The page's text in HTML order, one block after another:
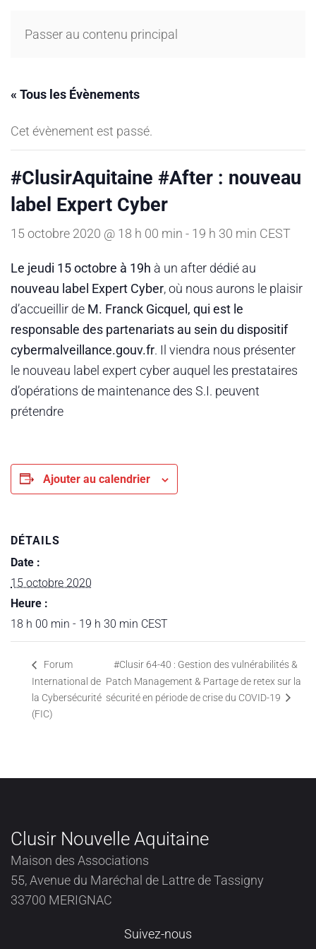
Passer au contenu principal
« Tous les Évènements
Cet évènement est passé.
#ClusirAquitaine #After : nouveau
label Expert Cyber
15 octobre 2020 @ 18 h 00 min - 19 h 30 min CEST
Le jeudi 15 octobre à 19h à un after dédié au
nouveau label Expert Cyber, où nous aurons le plaisir
d’accueillir de M. Franck Gicquel, qui est le
responsable des partenariats au sein du dispositif
cybermalveillance.gouv.fr. Il viendra nous présenter
le nouveau label expert cyber auquel les prestataires
d’opérations de maintenance des S.I. peuvent
prétendre
Ajouter au calendrier
DÉTAILS
Date :
15 octobre 2020
Heure :
18 h 00 min - 19 h 30 min CEST
Forum
International de
la Cybersécurité
(FIC)
#Clusir 64-40 : Gestion des vulnérabilités &
Patch Management & Partage de retex sur la
sécurité en période de crise du COVID-19
Clusir Nouvelle Aquitaine
Maison des Associations
55, Avenue du Maréchal de Lattre de Tassigny
33700 MERIGNAC
Suivez-nous